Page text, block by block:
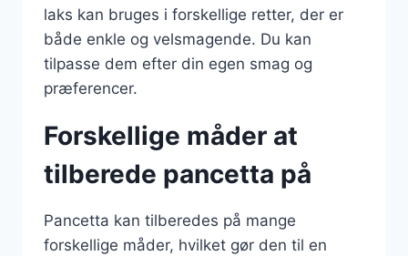
laks kan bruges i forskellige retter, der er
både enkle og velsmagende. Du kan
tilpasse dem efter din egen smag og
præferencer.
Forskellige måder at
tilberede pancetta på
Pancetta kan tilberedes på mange
forskellige måder, hvilket gør den til en